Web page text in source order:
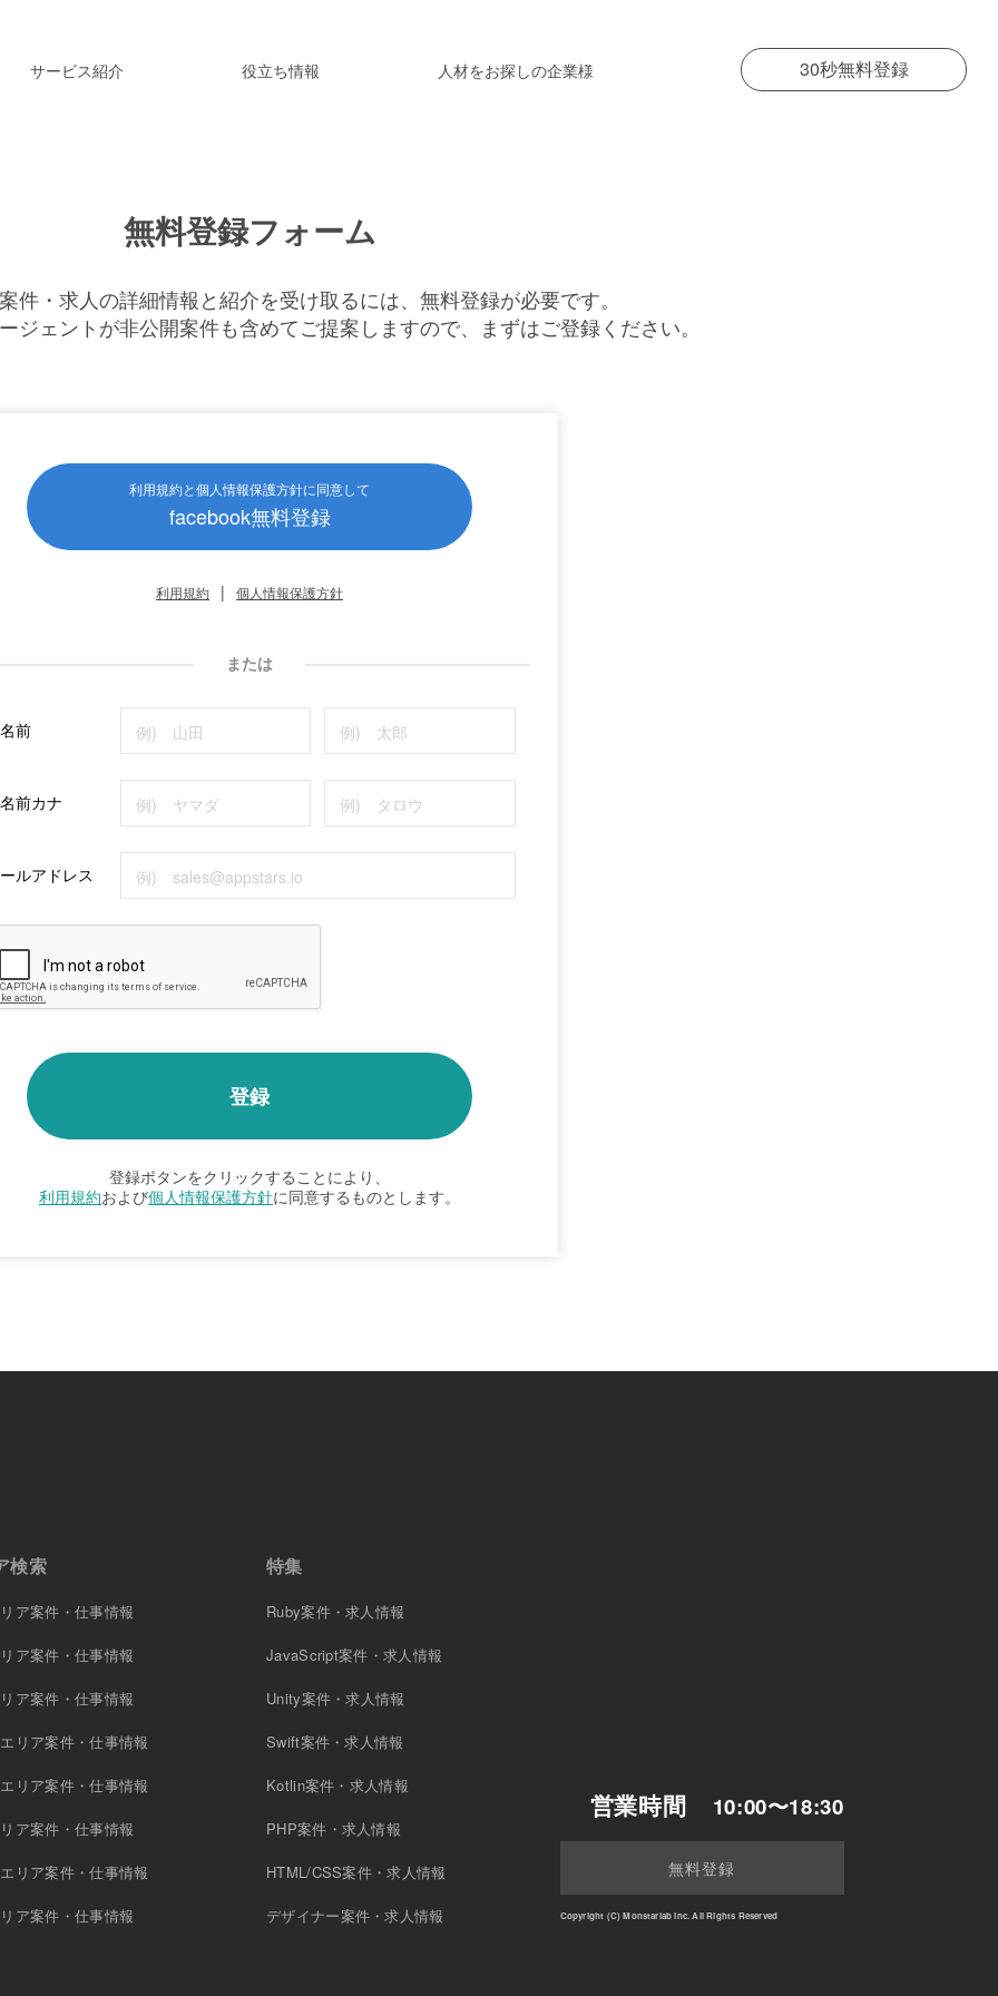
サービス紹介 役立ち情報 人材をお探しの企業様 30秒無料登録
無料登録フォーム
件・求人の詳細情報と紹介を受け取るには、無料登録が必要です。
ジェントが非公開案件も含めてご提案しますので、まずはご登録ください。
利用規約と個人情報保護方針に同意して
facebook無料登録
利用規約 | 個人情報保護方針
または
前
前カナ
ルアドレス
登録ボタンをクリックすることにより、
利用規約および個人情報保護方針に同意するものとします。
検索
ア案件・仕事情報
ア案件・仕事情報
ア案件・仕事情報
リア案件・仕事情報
リア案件・仕事情報
ア案件・仕事情報
リア案件・仕事情報
ア案件・仕事情報
特集
Ruby案件・求人情報
JavaScript案件・求人情報
Unity案件・求人情報
Swift案件・求人情報
Kotlin案件・求人情報
PHP案件・求人情報
HTML/CSS案件・求人情報
デザイナー案件・求人情報
営業時間 10:00〜18:30
無料登録
Copyright (C) Monstarlab Inc. All Rights Reserved